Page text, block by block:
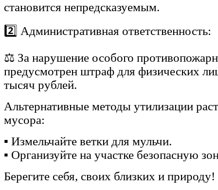
становится непредсказуемым.
2️⃣ Административная ответственность:
⚖️ За нарушение особого
предусмотрен штраф для физических
тысяч рублей.
Альтернативные методы утилизации
мусора:
▪️ Измельчайте ветки для мульчи.
▪️ Организуйте на участке безопасную
Берегите себя, своих близких и природу!